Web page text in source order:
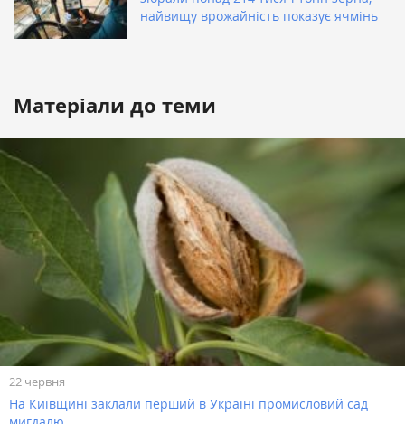
найвищу врожайність показує ячмінь
Матеріали до теми
22 червня
На Київщині заклали перший в Україні промисловий сад